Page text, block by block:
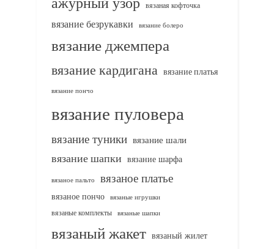
вязаная кофточка
вязание безрукавки вязание болеро
вязание джемпера
вязание кардигана вязание платья
вязание пончо
вязание пуловера
вязание туники вязание шали
вязание шапки вязание шарфа
вязаное пальто вязаное платье
вязаное пончо вязаные игрушки
вязаные комплекты
вязаные шапки
вязаный жакет вязаный жилет